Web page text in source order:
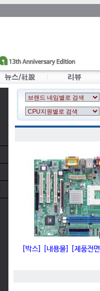
[박스] [내용물] [제품전면]